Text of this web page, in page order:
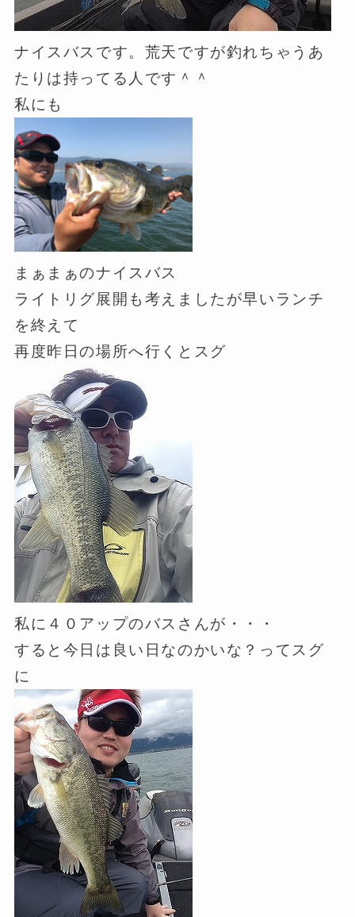
ナイスバスです。荒天ですが釣れちゃうあ
たりは持ってる人です＾＾
私にも
まぁまぁのナイスバス
ライトリグ展開も考えましたが早いランチ
を終えて
再度昨日の場所へ行くとスグ
私に４０アップのバスさんが・・・
すると今日は良い日なのかいな？ってスグ
に